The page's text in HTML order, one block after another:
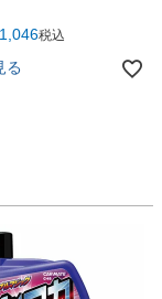
1,046税込
る